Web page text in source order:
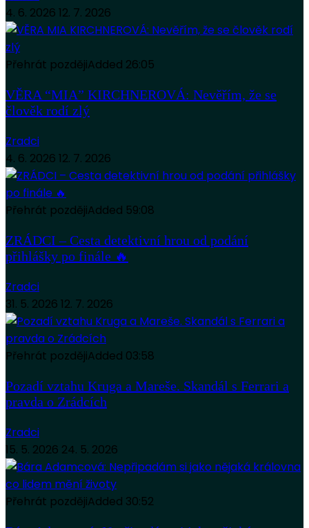
4. 6. 2026 12. 7. 2026
Přehrát pozdějiAdded 26:05
VĚRA “MIA” KIRCHNEROVÁ: Nevěřím, že se
člověk rodí zlý
Zradci
4. 6. 2026 12. 7. 2026
Přehrát pozdějiAdded 59:08
ZRÁDCI – Cesta detektivní hrou od podání
přihlášky po finále 🔥
Zradci
31. 5. 2026 12. 7. 2026
Přehrát pozdějiAdded 03:58
Pozadí vztahu Kruga a Mareše. Skandál s Ferrari a
pravda o Zrádcích
Zradci
15. 5. 2026 24. 5. 2026
Přehrát pozdějiAdded 30:52